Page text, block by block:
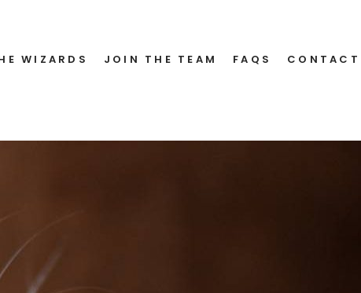
WIZARDS JOIN THE TEAM FAQS CONTACT